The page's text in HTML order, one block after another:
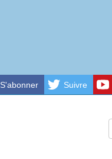
S'abonner Suivre